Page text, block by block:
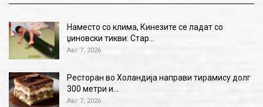
Наместо со клима, Кинезите се ладат со
џиновски тикви: Стар…
Авг 7, 2026
Ресторан во Холандија направи тирамису долг
300 метри и…
Авг 7, 2026